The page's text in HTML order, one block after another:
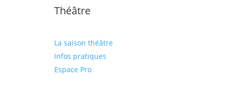
Théâtre
La saison théâtre
Infos pratiques
Espace Pro